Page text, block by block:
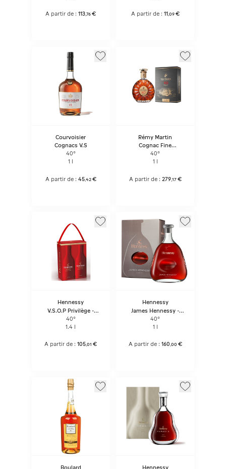
A partir de :113 ,76 € A partir de : 11 09 €
Courvoisier
Cognacs V.S
40°
1 l
A partir de : 45, 42 €
Rémy Martin
Cognac Fine
Champagne XO
40°
1 l
A partir de : 279, 17 €
Hennessy
V.S.O.P Privilège -
Twinpack
40°
1.4 l
A partir de :105,01 €
Hennessy
James Hennessy -
Bouteille Sous Coffret
40°
1 l
A partir de : 160,00 €
Boulard Hennessy